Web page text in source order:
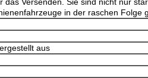
in der raschen Folge
aus